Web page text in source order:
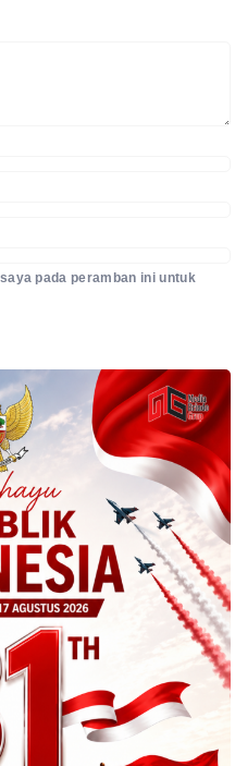
pada peramban ini untuk